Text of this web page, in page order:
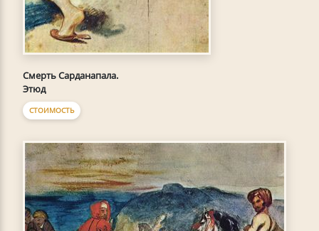
Смерть Сарданапала.
Этюд
СТОИМОСТЬ